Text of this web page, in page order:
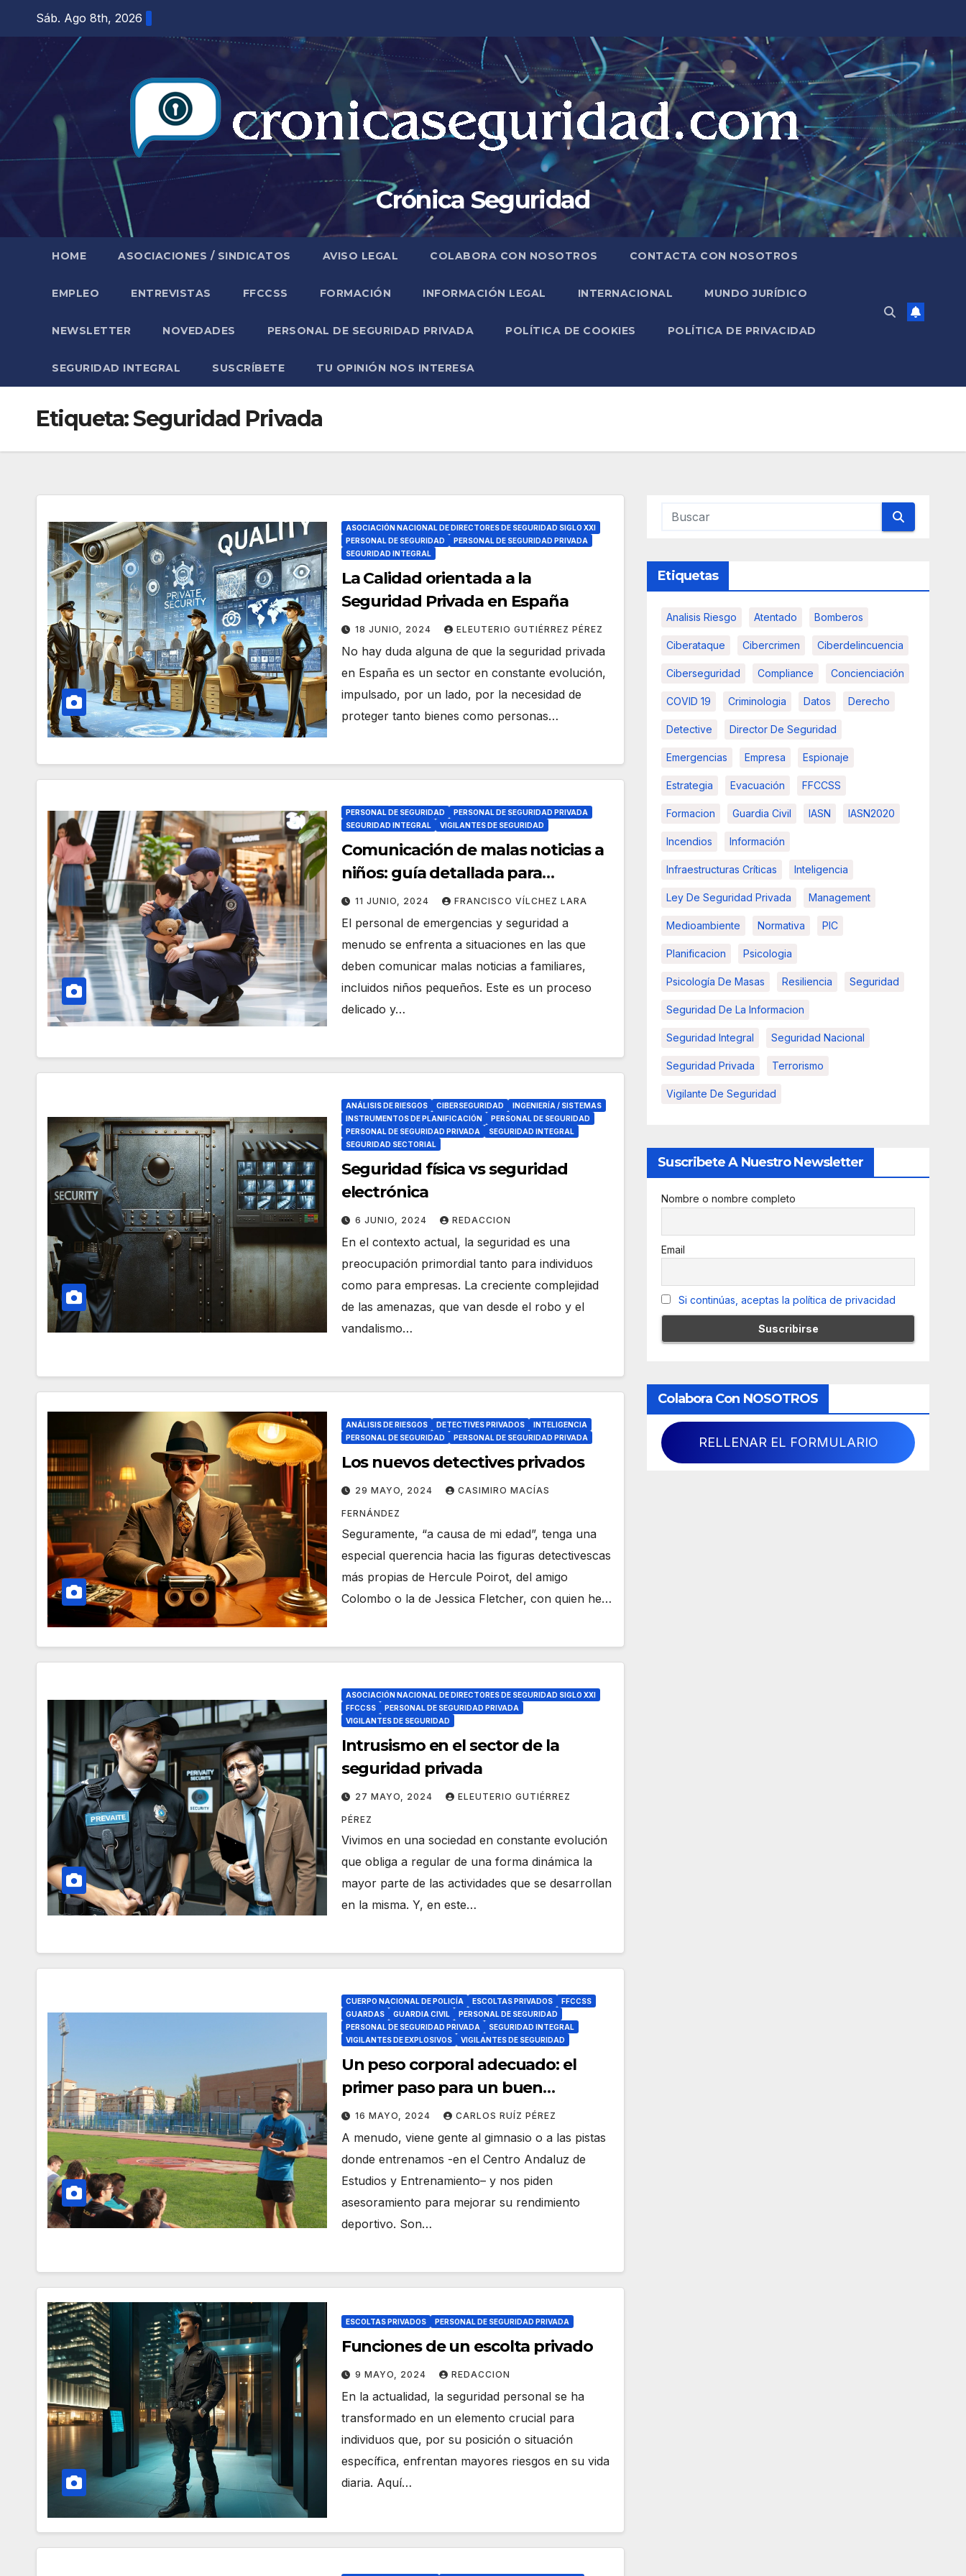
contenido
Sáb. Ago 8th, 2026
Crónica Seguridad
HOME ASOCIACIONES / SINDICATOS AVISO LEGAL COLABORA CON NOSOTROS CONTACTA CON NOSOTROS
EMPLEO ENTREVISTAS FFCCSS FORMACIÓN INFORMACIÓN LEGAL INTERNACIONAL MUNDO JURÍDICO
NEWSLETTER NOVEDADES PERSONAL DE SEGURIDAD PRIVADA POLÍTICA DE COOKIES POLÍTICA DE PRIVACIDAD
SEGURIDAD INTEGRAL SUSCRÍBETE TU OPINIÓN NOS INTERESA
Etiqueta:Seguridad Privada
ASOCIACIÓN NACIONAL DE DIRECTORES DE SEGURIDAD SIGLO XXI
PERSONAL DE SEGURIDAD
PERSONAL DE SEGURIDAD PRIVADA
SEGURIDAD INTEGRAL
La Calidad orientada a la
Seguridad Privada en España
18 JUNIO, 2024 ELEUTERIO GUTIÉRREZ PÉREZ
No hay duda alguna de que la seguridad privada
en España es un sector en constante evolución,
impulsado, por un lado, por la necesidad de
proteger tanto bienes como personas…
PERSONAL DE SEGURIDAD
PERSONAL DE SEGURIDAD PRIVADA
SEGURIDAD INTEGRAL
VIGILANTES DE SEGURIDAD
Comunicación de malas noticias a
niños: guía detallada para
personal de emergencias y
seguridad
11 JUNIO, 2024 FRANCISCO VÍLCHEZ LARA
El personal de emergencias y seguridad a
menudo se enfrenta a situaciones en las que
deben comunicar malas noticias a familiares,
incluidos niños pequeños. Este es un proceso
delicado y…
ANÁLISIS DE RIESGOS CIBERSEGURIDAD
INGENIERÍA / SISTEMAS
INSTRUMENTOS DE PLANIFICACIÓN
PERSONAL DE SEGURIDAD
PERSONAL DE SEGURIDAD PRIVADA
SEGURIDAD INTEGRAL
SEGURIDAD SECTORIAL
Seguridad física vs seguridad
electrónica
6 JUNIO, 2024 REDACCION
En el contexto actual, la seguridad es una
preocupación primordial tanto para individuos
como para empresas. La creciente complejidad
de las amenazas, que van desde el robo y el
vandalismo…
ANÁLISIS DE RIESGOS DETECTIVES PRIVADOS
INTELIGENCIA
PERSONAL DE SEGURIDAD
PERSONAL DE SEGURIDAD PRIVADA
Los nuevos detectives privados
29 MAYO, 2024 CASIMIRO MACÍAS
FERNÁNDEZ
Seguramente, “a causa de mi edad”, tenga una
especial querencia hacia las figuras detectivescas
más propias de Hercule Poirot, del amigo
Colombo o la de Jessica Fletcher, con quien he…
ASOCIACIÓN NACIONAL DE DIRECTORES DE SEGURIDAD SIGLO XXI
FFCCSS
PERSONAL DE SEGURIDAD PRIVADA
VIGILANTES DE SEGURIDAD
Intrusismo en el sector de la
seguridad privada
27 MAYO, 2024 ELEUTERIO GUTIÉRREZ
PÉREZ
Vivimos en una sociedad en constante evolución
que obliga a regular de una forma dinámica la
mayor parte de las actividades que se desarrollan
en la misma. Y, en este…
CUERPO NACIONAL DE POLICÍA ESCOLTAS PRIVADOS
FFCCSS
GUARDAS
GUARDIA CIVIL
PERSONAL DE SEGURIDAD
PERSONAL DE SEGURIDAD PRIVADA
SEGURIDAD INTEGRAL
VIGILANTES DE EXPLOSIVOS
VIGILANTES DE SEGURIDAD
Un peso corporal adecuado: el
primer paso para un buen
entrenamiento
16 MAYO, 2024 CARLOS RUÍZ PÉREZ
A menudo, viene gente al gimnasio o a las pistas
donde entrenamos -en el Centro Andaluz de
Estudios y Entrenamiento– y nos piden
asesoramiento para mejorar su rendimiento
deportivo. Son…
ESCOLTAS PRIVADOS PERSONAL DE SEGURIDAD PRIVADA
Funciones de un escolta privado
9 MAYO, 2024 REDACCION
En la actualidad, la seguridad personal se ha
transformado en un elemento crucial para
individuos que, por su posición o situación
específica, enfrentan mayores riesgos en su vida
diaria. Aquí…
Etiquetas
Analisis Riesgo Atentado Bomberos
Ciberataque Cibercrimen Ciberdelincuencia
Ciberseguridad Compliance Concienciación
COVID 19 Criminologia Datos Derecho
Detective Director De Seguridad
Emergencias Empresa Espionaje
Estrategia Evacuación FFCCSS
Formacion Guardia Civil IASN IASN2020
Incendios Información
Infraestructuras Críticas Inteligencia
Ley De Seguridad Privada Management
Medioambiente Normativa PIC
Planificacion Psicologia
Psicología De Masas Resiliencia Seguridad
Seguridad De La Informacion
Seguridad Integral Seguridad Nacional
Seguridad Privada Terrorismo
Vigilante De Seguridad
Suscribete A Nuestro Newsletter
Nombre o nombre completo
Email
Si continúas, aceptas la política de privacidad
Colabora Con NOSOTROS
RELLENAR EL FORMULARIO